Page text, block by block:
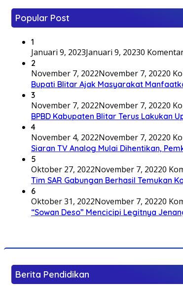
Popular Post
1
Januari 9, 2023Januari 9, 20230
2
November 7, 2022November 7, 20220
Bupati Blitar Ajak Masyarakat
3
November 7, 2022November 7, 20220
BPBD Kabupaten Blitar Terus Lakukan
4
November 4, 2022November 7, 20220
Siaran TV Analog Mulai Dihentikan,
5
Oktober 27, 2022November 7, 20220
Tim SAR Gabungan Berhasil Temukan
6
Oktober 31, 2022November 7, 20220
“Sowan Deso” Mencicipi Legitnya
Berita Pendidikan